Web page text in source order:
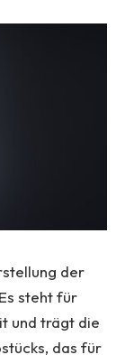
der
steht für
und trägt die
das für